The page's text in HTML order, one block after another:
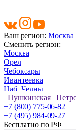
Ваш регион: Москва
Сменить регион:
Москва
Орел
Чебоксары
Ивантеевка
Наб. Челны
Пушкинская
+7 (800) 775-06-82
+7 (495) 984-09-27
Бесплатно по РФ